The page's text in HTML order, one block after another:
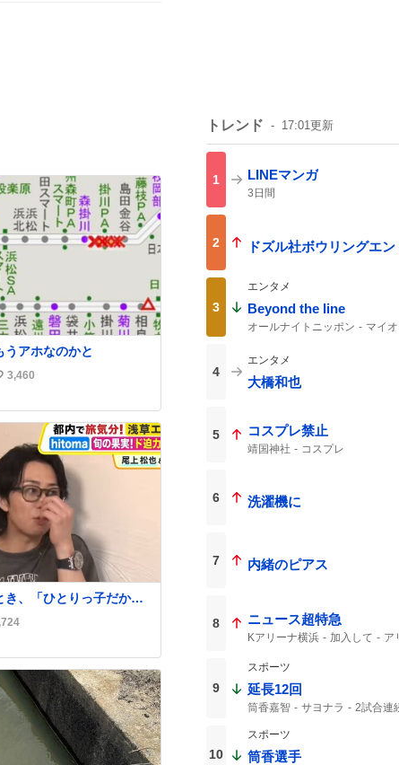
うアホなのかと
3,460
き、「ひとりっ子だから
族が潰える」「死ぬとき1
婚願望は"ある"って答え
婚は）向いてねぇのか
る北山くん、きっといろ
んで、まるく収めてくれ
トレンド 17:01更新
1 LINEマンガ
3日間
2 ドズル社ボウリングエ
3
エンタメ
Beyond the line
オールナイトニッポン
マイ
4
エンタメ
大橋和也
5 コスプレ禁止
靖国神社 コスプレ
6 洗濯機に
7 内緒のピアス
8 ニュース超特急
Kアリーナ横浜 加入して
ア
9
スポーツ
延長12回
筒香嘉智 サヨナラ 2試合連
10
スポーツ
筒香選手